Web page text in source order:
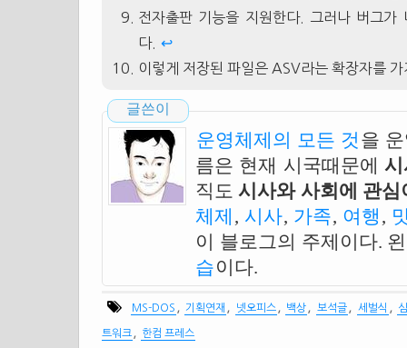
전자출판 기능을 지원한다. 그러나 버그
다. ↩
이렇게 저장된 파일은 ASV라는 확장자를
글쓴이
운영체제의 모든 것 을
름은 현재 시국때문에
직도 시사와 사회에 관
체제 , 시사, 가족, 여행 ,
이 블로그의 주제이다.
습이다.
MS-DOS 기획연재 넷오피스 백상 보석글 세벌식
트워크 한컴 프레스